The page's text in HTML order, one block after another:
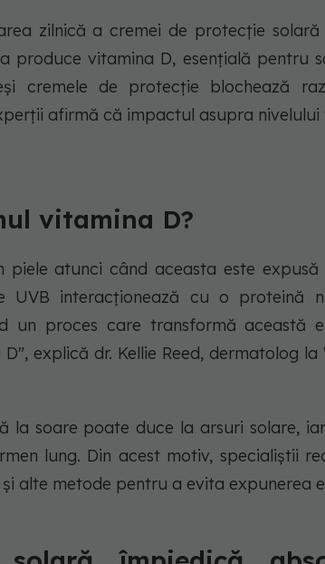
zilnică a cremei de protecție
produce vitamina D, esențială pentru
cremele de protecție blochează
afirmă că impactul asupra nivelului
vitamina D?
atunci când aceasta este expusă
UVB interacționează cu o proteină
un proces care transformă această
explică dr. Kellie Reed, dermatolog la
la soare poate duce la arsuri solare,
lung. Din acest motiv, specialiștii
alte metode pentru a evita expunerea